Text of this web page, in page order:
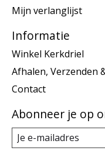
Mijn verlanglijst
Informatie
Winkel Kerkdriel
Afhalen, Verzenden
Contact
Abonneer je op